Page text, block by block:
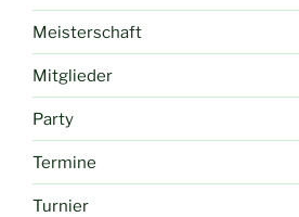
Meisterschaft
Mitglieder
Party
Termine
Turnier